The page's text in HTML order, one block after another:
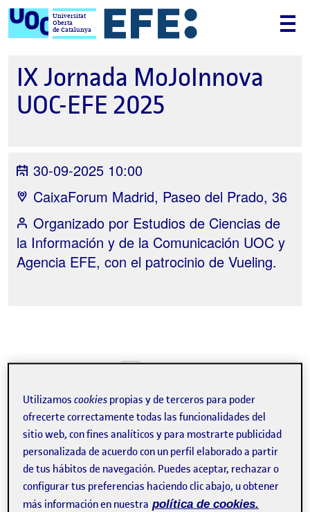
Universitat
Oberta
de Catalunya
IX Jornada MoJoInnova
UOC-EFE 2025
30-09-2025 10:00
CaixaForum Madrid, Paseo del Prado, 36
Organizado por Estudios de Ciencias de
la Información y de la Comunicación UOC y
Agencia EFE, con el patrocinio de Vueling.
Tweet
La inscripción ha finalizado.
Inscribirse
Contacto
Utilizamoscookies propias y de terceros para poder
ofrecerte correctamente todas las funcionalidades del
sitio web, con fines analíticos y para mostrarte publicidad
personalizada de acuerdo con un perfil elaborado a partir
de tus hábitos de navegación. Puedes aceptar, rechazar o
configurar tus preferencias haciendo clic abajo, u obtener
más información en nuestra política de cookies.